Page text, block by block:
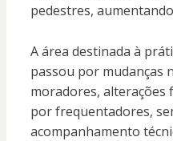
pedestres,
A área destinada à
passou por mudanças
moradores,
por frequentadores,
acompanhamento